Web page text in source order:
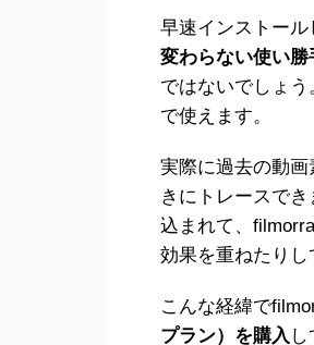
早速インストール
変わらない使い勝
ではないでしょ
で使えます。
実際に過去の動
きにトレースで
込まれて、
効果を重ねたりし
こんな経緯で
プラン）を購入